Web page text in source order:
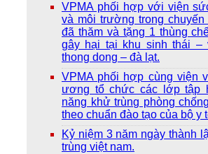
VPMA phối hợp với viện
và môi trường trong
đã thăm và tặng 1 thùng
gây hại tại khu sinh thái –
thong dong – đà lạt.
VPMA phối hợp cùng viện
ương tổ chức các lớp tập
năng khử trùng phòng
theo chuẩn đào tạo của bộ y
Kỷ niệm 3 năm ngày thành
trùng việt nam.